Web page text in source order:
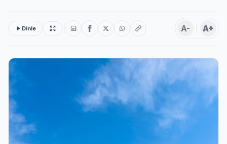
Dinle A- A+